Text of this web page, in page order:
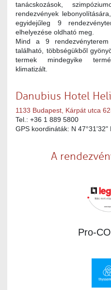
tanácskozások,
rendezvények
egyidejűleg 9
elhelyezése oldható meg.
Mind a 9
található, többségükből
termek mindegyike
klimatizált.
Danubius Hotel
1133 Budapest, Kárpát utca
Tel.: +36 1 889 5800
GPS koordináták: N 47°31'32"
A
Pro-